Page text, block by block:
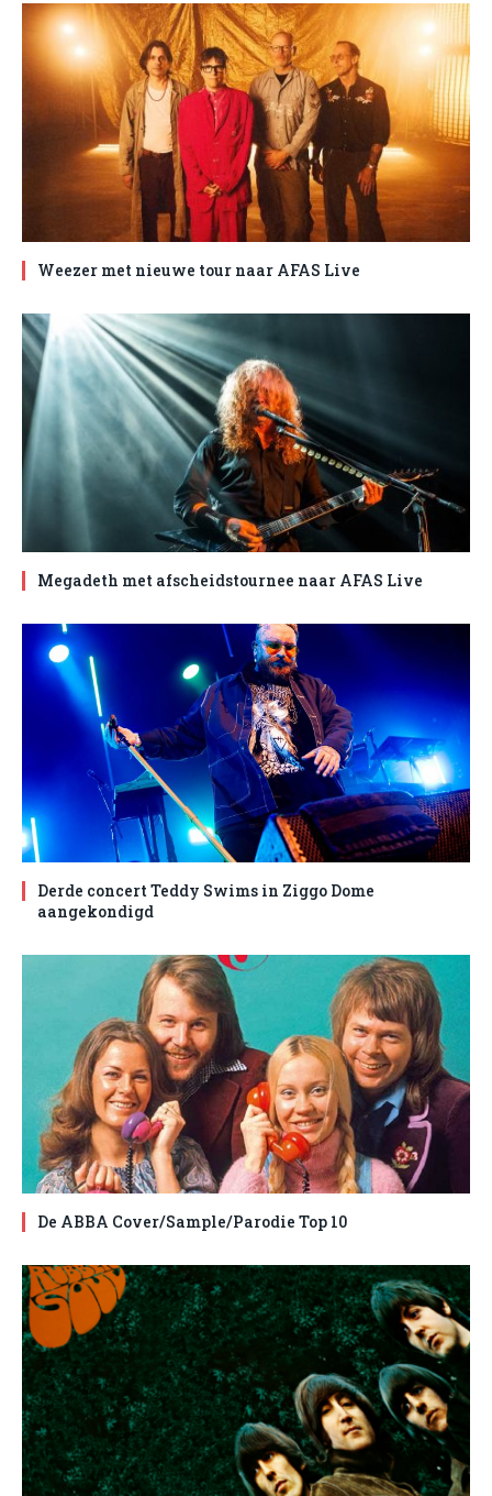
Weezer met nieuwe tour naar AFAS Live
Megadeth met afscheidstournee naar AFAS Live
Derde concert Teddy Swims in Ziggo Dome
aangekondigd
De ABBA Cover/Sample/Parodie Top 10